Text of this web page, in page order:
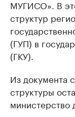
МУГИСО». В
структур
(ГУП) в
(ГКУ).
Из документа
структуры
министерство